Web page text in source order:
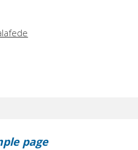
page